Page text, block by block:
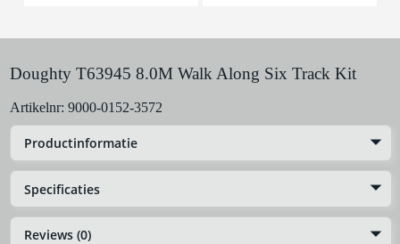
Doughty T63945 8.0M Walk Along Six Track Kit
Artikelnr: 9000-0152-3572
Productinformatie
Specificaties
Reviews (0)